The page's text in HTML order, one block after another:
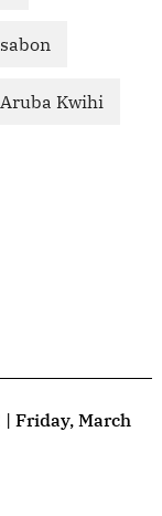
Kwihi
Friday, March